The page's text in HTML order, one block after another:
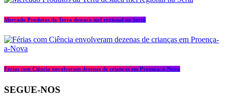
Mercado Produtos da Terra destaca mel regional na Sertã
Férias com Ciência envolveram dezenas de crianças em Proença-a-Nova
SEGUE-NOS